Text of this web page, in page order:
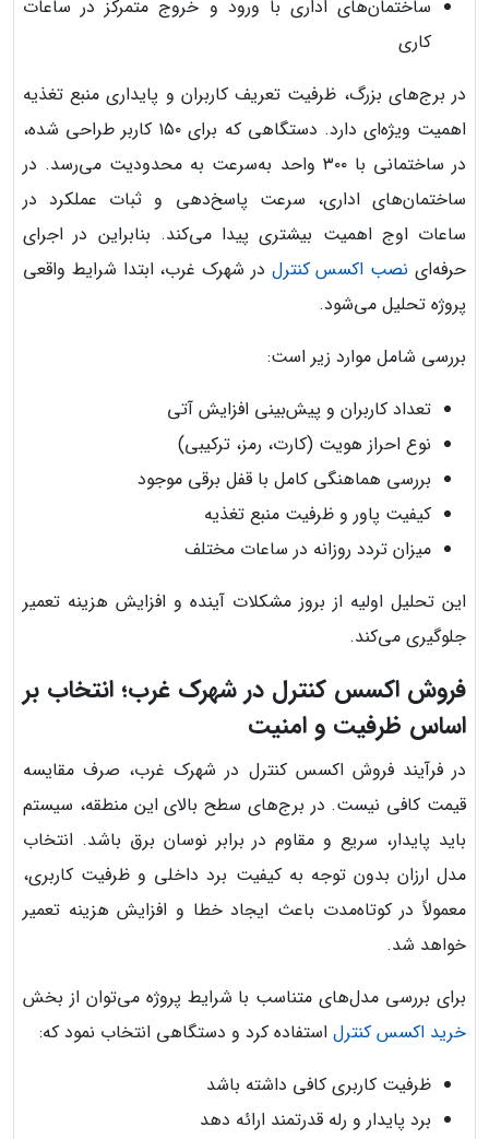
ساختمان‌های اداری با ورود و خروج متمرکز در ساعات
کاری
در برج‌های بزرگ، ظرفیت تعریف کاربران و پایداری منبع تغذیه
اهمیت ویژه‌ای دارد. دستگاهی که برای ۱۵۰ کاربر طراحی شده،
در ساختمانی با ۳۰۰ واحد به‌سرعت به محدودیت می‌رسد. در
ساختمان‌های اداری، سرعت پاسخ‌دهی و ثبات عملکرد در
ساعات اوج اهمیت بیشتری پیدا می‌کند. بنابراین در اجرای
حرفه‌ای نصب اکسس کنترل در شهرک غرب، ابتدا شرایط واقعی
پروژه تحلیل می‌شود.
بررسی شامل موارد زیر است:
تعداد کاربران و پیش‌بینی افزایش آتی
نوع احراز هویت (کارت، رمز، ترکیبی)
بررسی هماهنگی کامل با قفل برقی موجود
کیفیت پاور و ظرفیت منبع تغذیه
میزان تردد روزانه در ساعات مختلف
این تحلیل اولیه از بروز مشکلات آینده و افزایش هزینه تعمیر
جلوگیری می‌کند.
فروش اکسس کنترل در شهرک غرب؛ انتخاب بر
اساس ظرفیت و امنیت
در فرآیند فروش اکسس کنترل در شهرک غرب، صرف مقایسه
قیمت کافی نیست. در برج‌های سطح بالای این منطقه، سیستم
باید پایدار، سریع و مقاوم در برابر نوسان برق باشد. انتخاب
مدل ارزان بدون توجه به کیفیت برد داخلی و ظرفیت کاربری،
معمولاً در کوتاه‌مدت باعث ایجاد خطا و افزایش هزینه تعمیر
خواهد شد.
برای بررسی مدل‌های متناسب با شرایط پروژه می‌توان از بخش
خرید اکسس کنترل استفاده کرد و دستگاهی انتخاب نمود که:
ظرفیت کاربری کافی داشته باشد
برد پایدار و رله قدرتمند ارائه دهد